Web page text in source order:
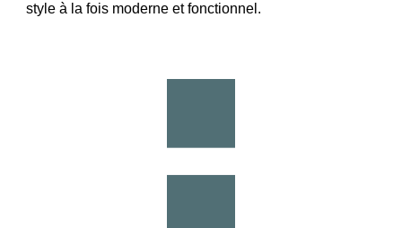
style à la fois moderne et fonctionnel.